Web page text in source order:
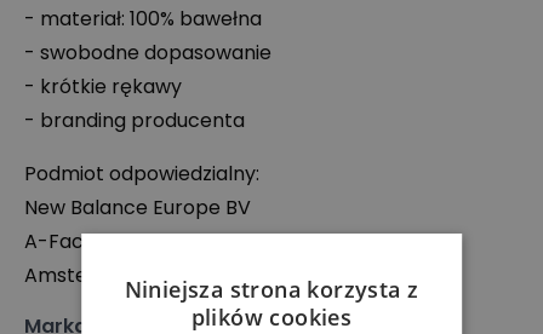
- materiał: 100% bawełna
- swobodne dopasowanie
- krótkie rękawy
- branding producenta
Podmiot odpowiedzialny:
New Balance Europe BV
A-Factorij, Pilotenstraat 35 – 45, 1059 CH
Amsterdam, Holandia
Marka
New Balance
Niniejsza strona korzysta z
plików cookies